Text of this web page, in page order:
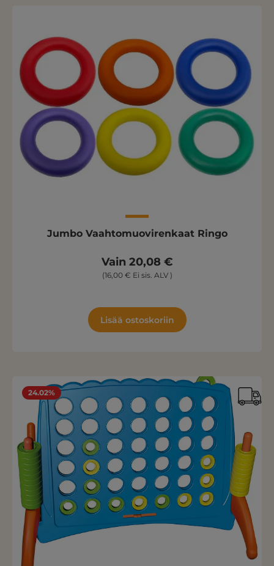
Jumbo Vaahtomuovirenkaat Ringo
Vain 20,08 €
(16,00 € Ei sis. ALV )
Lisää ostoskoriin
24.02%